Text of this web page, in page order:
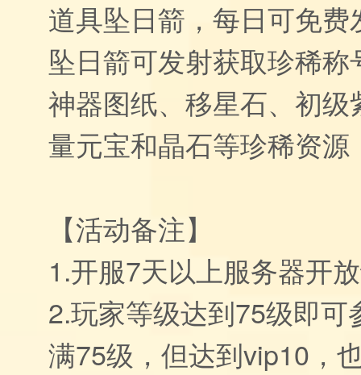
道具坠日箭，每日可免
坠日箭可发射获取珍稀
神器图纸、移星石、初
量元宝和晶石等珍稀资源
【活动备注】
1.开服7天以上服务器开
2.玩家等级达到75级即可
满75级，但达到vip10，